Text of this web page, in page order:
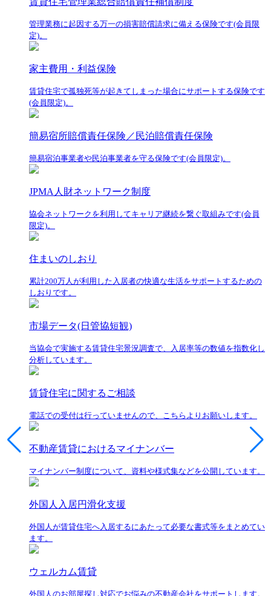
管理業務に起因する万一の損害賠償請求に備える保険です(会員限
定)。
家主費用・利益保険
賃貸住宅で孤独死等が起きてしまった場合にサポートする保険です
(会員限定)。
簡易宿所賠償責任保険／民泊賠償責任保険
簡易宿泊事業者や民泊事業者を守る保険です(会員限定)。
JPMA人財ネットワーク制度
協会ネットワークを利用してキャリア継続を繋ぐ取組みです(会員
限定)。
住まいのしおり
累計200万人が利用した入居者の快適な生活をサポートするための
しおりです。
市場データ(日管協短観)
当協会で実施する賃貸住宅景況調査で、入居率等の数値を指数化し
分析しています。
賃貸住宅に関するご相談
電話での受付は行っていませんので、こちらよりお願いします。
不動産賃貸におけるマイナンバー
マイナンバー制度について、資料や様式集などを公開しています。
外国人入居円滑化支援
外国人が賃貸住宅へ入居するにあたって必要な書式等をまとめてい
ます。
ウェルカム賃貸
外国人のお部屋探し対応でお悩みの不動産会社をサポートします。